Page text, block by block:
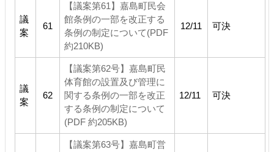
議
案
61
【議案第61】嘉島町民会
館条例の一部を改正する
条例の制定について(PDF
約210KB)
12/11 可決
議
案
62
【議案第62号】嘉島町民
体育館の設置及び管理に
関する条例の一部を改正
する条例の制定について
(PDF 約205KB)
12/11 可決
【議案第63号】嘉島町営